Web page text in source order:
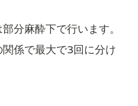
分麻酔下で行います。
係で最大で3回に分け